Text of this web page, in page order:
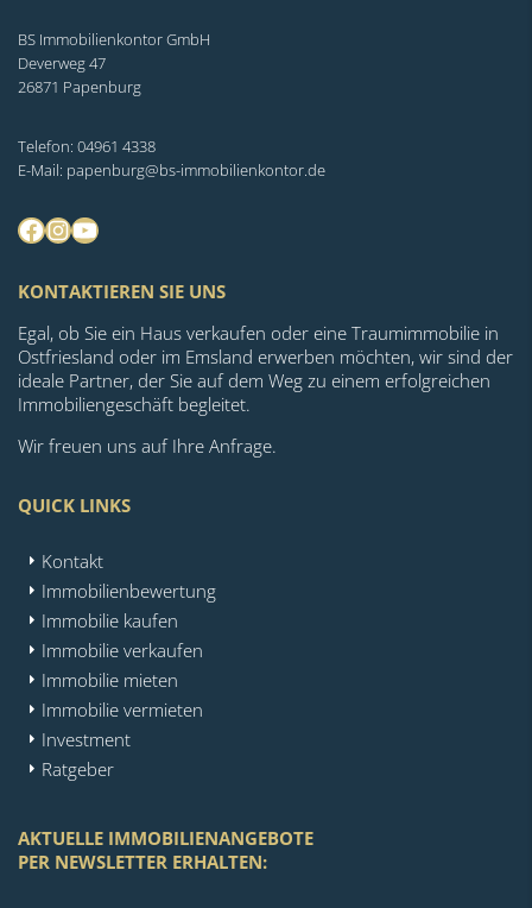
BS Immobilienkontor GmbH
Deverweg 47
26871 Papenburg
Telefon: 04961 4338
E-Mail: papenburg@bs-immobilienkontor.de
Facebook
Instagram
YouTube
KONTAKTIEREN SIE UNS
Egal, ob Sie ein Haus verkaufen oder eine Traumimmobilie in
Ostfriesland oder im Emsland erwerben möchten, wir sind der
ideale Partner, der Sie auf dem Weg zu einem erfolgreichen
Immobiliengeschäft begleitet.
Wir freuen uns auf Ihre Anfrage.
QUICK LINKS
Kontakt
Immobilienbewertung
Immobilie kaufen
Immobilie verkaufen
Immobilie mieten
Immobilie vermieten
Investment
Ratgeber
AKTUELLE IMMOBILIENANGEBOTE
PER NEWSLETTER ERHALTEN: